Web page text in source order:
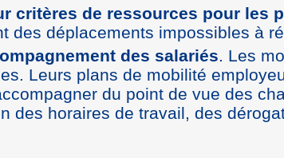
critères de ressources pour les
des déplacements impossibles à
des salariés. Les
Leurs plans de mobilité
du point de vue des
des horaires de travail, des